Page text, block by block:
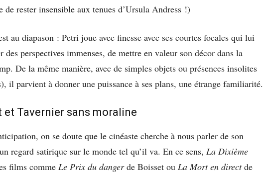
de rester insensible aux tenues d’Ursula Andress !)
au diapason : Petri joue avec finesse avec ses courtes focales qui lui
des perspectives immenses, de mettre en valeur son décor dans la
De la même manière, avec de simples objets ou présences insolites
il parvient à donner une puissance à ses plans, une étrange familiarité.
et Tavernier sans moraline
on se doute que le cinéaste cherche à nous parler de son
regard satirique sur le monde tel qu’il va. En ce sens, La Dixième
films comme Le Prix du dangerde Boisset ou La Mort en directde